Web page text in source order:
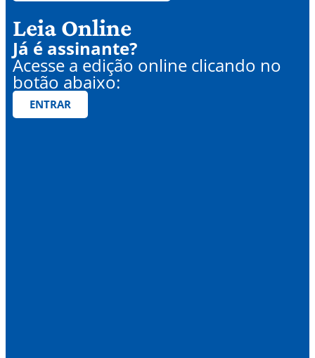
Leia Online
Já é assinante?
Acesse a edição online clicando no
botão abaixo:
ENTRAR